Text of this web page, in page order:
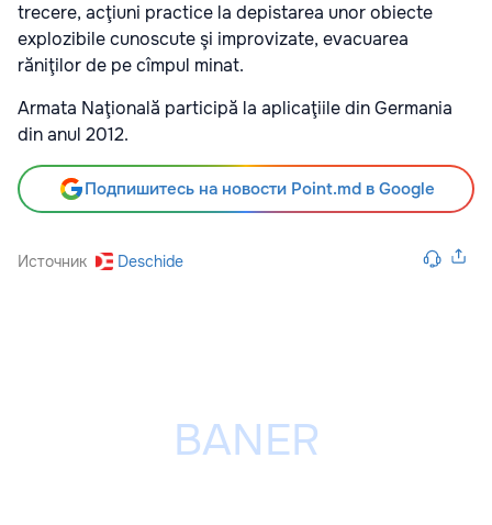
trecere, acţiuni practice la depistarea unor obiecte
explozibile cunoscute şi improvizate, evacuarea
răniţilor de pe cîmpul minat.
Armata Naţională participă la aplicaţiile din Germania
din anul 2012.
Подпишитесь на новости Point.md в Google
Источник Deschide